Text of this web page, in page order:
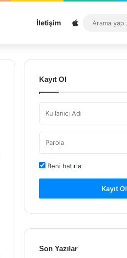
İletişim Sitemap
Kayıt Ol
Beni hatırla
Kayıt Ol
Son Yazılar